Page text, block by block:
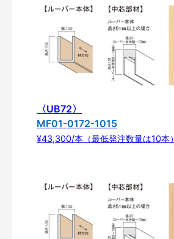
〈UB72〉
MF01-0172-1015
¥43,300/本（最低発注数量は10本）